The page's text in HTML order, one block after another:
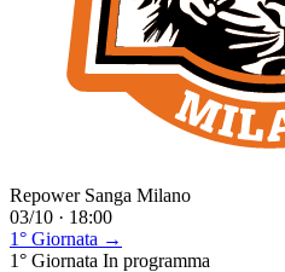
Repower Sanga Milano
03/10 · 18:00
1° Giornata →
1° Giornata In programma